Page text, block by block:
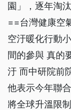
園」，逐年淘
==台灣健康空
空汙暖化行動
間的參與 真的
汙 而中研院前
他表示今年聯
將全球升溫限